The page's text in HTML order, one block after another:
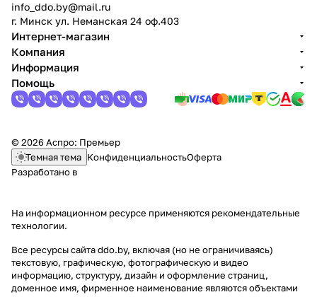
info_ddo.by@mail.ru
г. Минск ул. Неманская 24 оф.403
Интернет-магазин
Компания
Информация
Помощь
© 2026 Аспро: Премьер
Темная тема КонфиденциальностьОферта
Разработано в
На информационном ресурсе применяются рекомендательные
технологии.
Все ресурсы сайта ddo.by, включая (но не ограничиваясь)
текстовую, графическую, фотографическую и видео
информацию, структуру, дизайн и оформление страниц,
доменное имя, фирменное наименование являются объектами